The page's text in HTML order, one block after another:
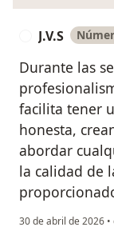
J.V.S
Durante las
facilita tener
honesta,
abordar
la calidad de
30 de abril de 2026 •